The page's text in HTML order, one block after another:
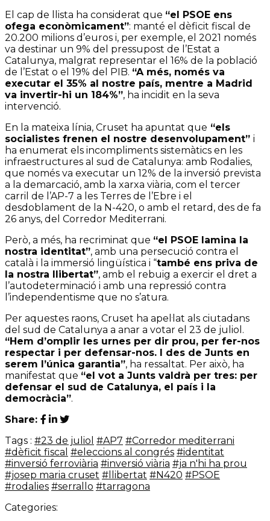
El cap de llista ha considerat que “el PSOE ens
ofega econòmicament”: manté el dèficit fiscal de
20.200 milions d’euros i, per exemple, el 2021 només
va destinar un 9% del pressupost de l’Estat a
Catalunya, malgrat representar el 16% de la població
de l’Estat o el 19% del PIB. “A més, només va
executar el 35% al nostre país, mentre a Madrid
va invertir-hi un 184%”, ha incidit en la seva
intervenció.
En la mateixa línia, Cruset ha apuntat que “els
socialistes frenen el nostre desenvolupament” i
ha enumerat els incompliments sistemàtics en les
infraestructures al sud de Catalunya: amb Rodalies,
que només va executar un 12% de la inversió prevista
a la demarcació, amb la xarxa viària, com el tercer
carril de l’AP-7 a les Terres de l’Ebre i el
desdoblament de la N-420, o amb el retard, des de fa
26 anys, del Corredor Mediterrani.
Però, a més, ha recriminat que “el PSOE lamina la
nostra identitat”, amb una persecució contra el
català i la immersió lingüística i “també ens priva de
la nostra llibertat”, amb el rebuig a exercir el dret a
l’autodeterminació i amb una repressió contra
l’independentisme que no s’atura.
Per aquestes raons, Cruset ha apel·lat als ciutadans
del sud de Catalunya a anar a votar el 23 de juliol.
“Hem d’omplir les urnes per dir prou, per fer-nos
respectar i per defensar-nos. I des de Junts en
serem l’única garantia”, ha ressaltat. Per això, ha
manifestat que “el vot a Junts valdrà per tres: per
defensar el sud de Catalunya, el país i la
democràcia”.
Share:
Tags : #23 de juliol #AP7 #Corredor mediterrani
#dèficit fiscal #eleccions al congrés #identitat
#inversió ferroviària #inversió viària #ja n'hi ha prou
#josep maria cruset #llibertat #N420 #PSOE
#rodalies #serrallo #tarragona
Categories: